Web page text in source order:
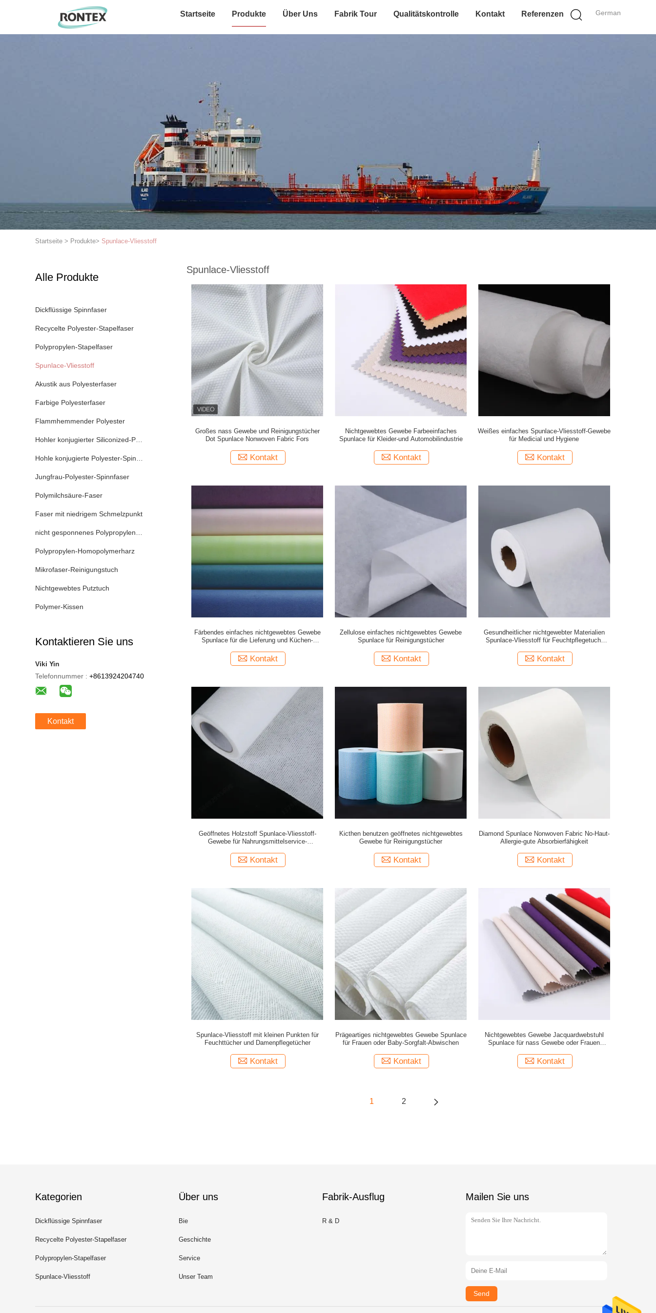
German
Startseite Produkte Über Uns Fabrik Tour Qualitätskontrolle Kontakt Referenzen
Startseite > Produkte> Spunlace-Vliesstoff
Alle Produkte
Dickflüssige Spinnfaser
Recycelte Polyester-Stapelfaser
Polypropylen-Stapelfaser
Spunlace-Vliesstoff
Akustik aus Polyesterfaser
Farbige Polyesterfaser
Flammhemmender Polyester
Hohler konjugierter Siliconized-Polyester
Hohle konjugierte Polyester-Spinnfaser
Jungfrau-Polyester-Spinnfaser
Polymilchsäure-Faser
Faser mit niedrigem Schmelzpunkt
nicht gesponnenes Polypropylengewebe
Polypropylen-Homopolymerharz
Mikrofaser-Reinigungstuch
Nichtgewebtes Putztuch
Polymer-Kissen
Kontaktieren Sie uns
Viki Yin
Telefonnummer : +8613924204740
Kontakt
Spunlace-Vliesstoff
Großes nass Gewebe und Reinigungstücher
Dot Spunlace Nonwoven Fabric Fors
Kontakt
Nichtgewebtes Gewebe Farbeeinfaches
Spunlace für Kleider-und Automobilindustrie
Kontakt
Weißes einfaches Spunlace-Vliesstoff-Gewebe
für Medicial und Hygiene
Kontakt
Färbendes einfaches nichtgewebtes Gewebe
Spunlace für die Lieferung und Küchen-
Kontakt
Zellulose einfaches nichtgewebtes Gewebe
Spunlace für Reinigungstücher
Kontakt
Gesundheitlicher nichtgewebter Materialien
Spunlace-Vliesstoff für Feuchtpflegetuch-
Kontakt
Geöffnetes Holzstoff Spunlace-Vliesstoff-
Gewebe für Nahrungsmittelservice-
Kontakt
Kicthen benutzen geöffnetes nichtgewebtes
Gewebe für Reinigungstücher
Kontakt
Diamond Spunlace Nonwoven Fabric No-Haut-
Allergie-gute Absorbierfähigkeit
Kontakt
Spunlace-Vliesstoff mit kleinen Punkten für
Feuchttücher und Damenpflegetücher
Kontakt
Prägeartiges nichtgewebtes Gewebe Spunlace
für Frauen oder Baby-Sorgfalt-Abwischen
Kontakt
Nichtgewebtes Gewebe Jacquardwebstuhl
Spunlace für nass Gewebe oder Frauen
Kontakt
1 2
Kategorien
Dickflüssige Spinnfaser
Recycelte Polyester-Stapelfaser
Polypropylen-Stapelfaser
Spunlace-Vliesstoff
Über uns
Bie
Geschichte
Service
Unser Team
Fabrik-Ausflug
R & D
Mailen Sie uns
Send